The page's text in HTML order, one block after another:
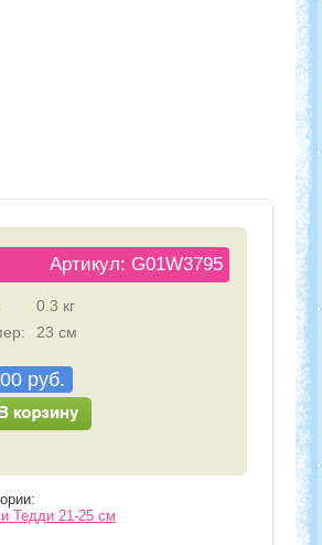
Артикул: G01W3795
0.3 кг
23 см
руб.
Тедди 21-25 см